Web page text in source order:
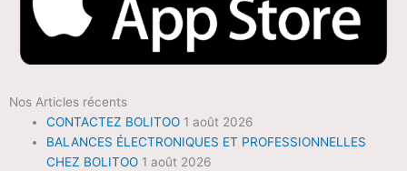
Nos Articles récents
CONTACTEZ BOLITOO 1 août 2026
BALANCES ÉLECTRONIQUES ET PROFESSIONNELLES
CHEZ BOLITOO 1 août 2026